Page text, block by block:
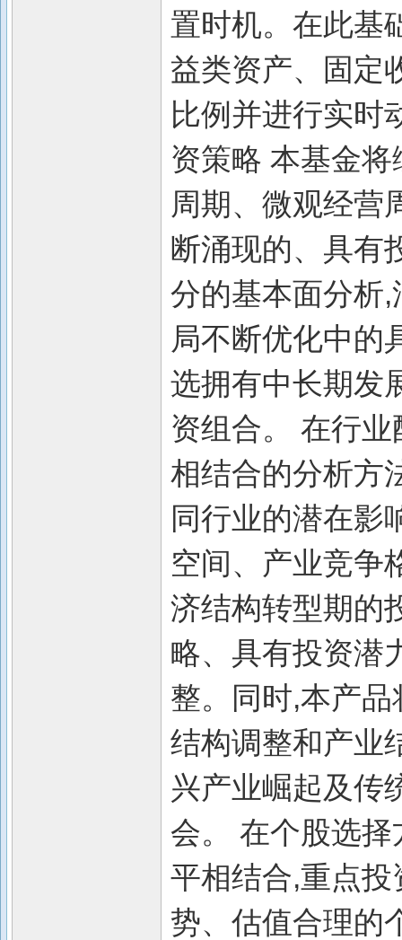
置时机。在此基
益类资产、固定
比例并进行实时
资策略 本基金
周期、微观经营
断涌现的、具有
分的基本面分析
局不断优化中的
选拥有中长期发
资组合。 在行
相结合的分析方
同行业的潜在影
空间、产业竞争
济结构转型期的
略、具有投资潜
整。同时,本产
结构调整和产业
兴产业崛起及传
会。 在个股选
平相结合,重点
势、估值合理的